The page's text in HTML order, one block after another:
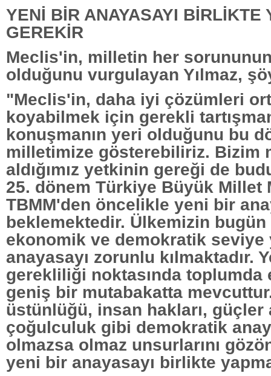
YENİ BİR ANAYASAYI BİRLİKTE
GEREKİR
Meclis'in, milletin her
olduğunu vurgulayan Yılmaz,
"Meclis'in, daha iyi çözümleri
koyabilmek için gerekli
konuşmanın yeri olduğunu bu
milletimize gösterebiliriz. Bizim
aldığımız yetkinin gereği de
25. dönem Türkiye Büyük Millet
TBMM'den öncelikle yeni bir
beklemektedir. Ülkemizin bugün
ekonomik ve demokratik seviye
anayasayı zorunlu kılmaktadır.
gerekliliği noktasında toplumda
geniş bir mutabakatta
üstünlüğü, insan hakları, güçler
çoğulculuk gibi demokratik
olmazsa olmaz unsurlarını
yeni bir anayasayı birlikte